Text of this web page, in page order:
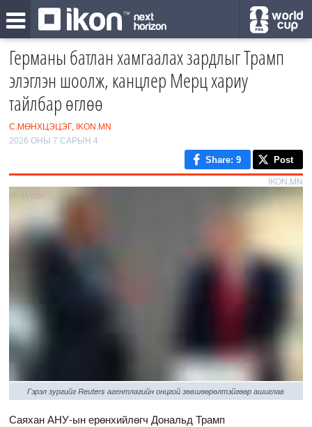
Германы батлан хамгаалах зардлыг Трамп
элэглэн шоолж, канцлер Мерц хариу
тайлбар өглөө
С.МӨНХЦЭЦЭГ, IKON.MN
2026 ОНЫ 7 САРЫН 4
Share: 9 Post
IKON.MN
Гэрэл зургийг Reuters агентлагийн онцгой зөвшөөрөлтэйгөөр ашиглав
Саяхан АНУ-ын ерөнхийлөгч Дональд Трамп